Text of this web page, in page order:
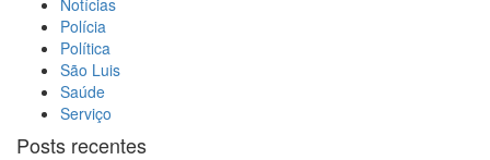
Notícias
Polícia
Política
São Luis
Saúde
Serviço
Posts recentes